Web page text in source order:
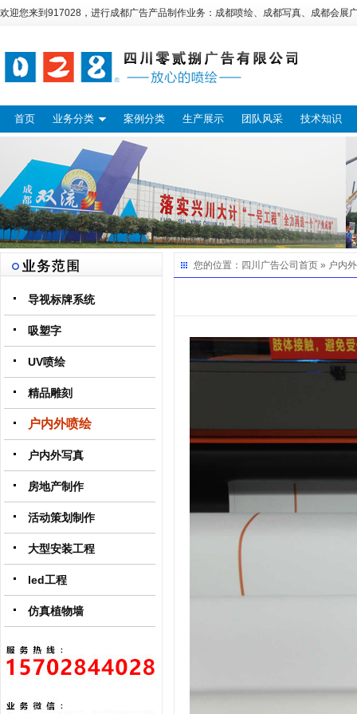
欢迎您来到917028，进行成都广告产品制作业务： 成都喷绘、 成都写真、 成都会展
首页 业务分类 案例分类 生产展示 团队风采 技术知识
导视标牌系统
吸塑字
UV喷绘
精品雕刻
户内外喷绘
户内外写真
房地产制作
活动策划制作
大型安装工程
led工程
仿真植物墙
您的位置： 四川广告公司 首页 » 户内